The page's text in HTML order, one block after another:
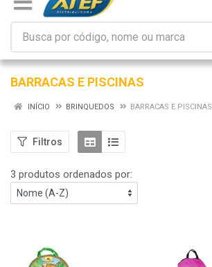
BARRACAS E PISCINAS
INÍCIO BRINQUEDOS BARRACAS E PISCINAS
Filtros
3 produtos ordenados por: